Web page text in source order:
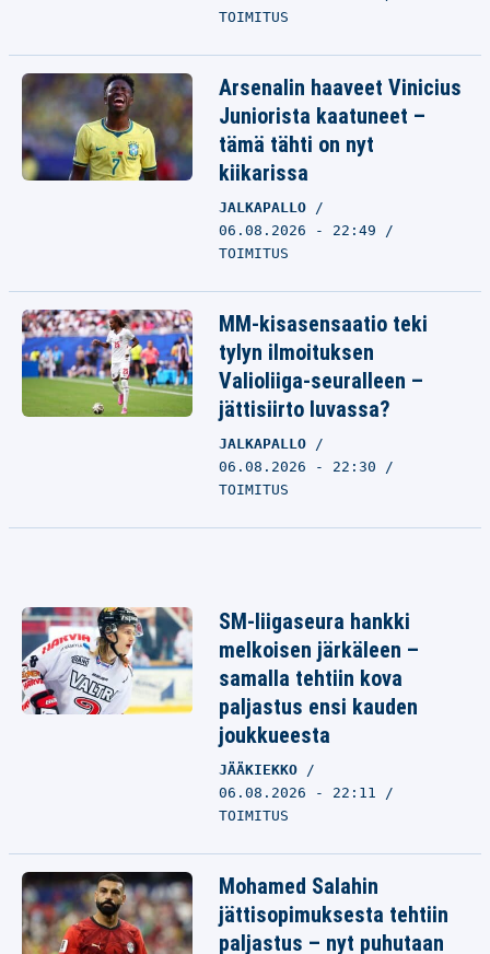
TOIMITUS
Arsenalin haaveet Vinicius
Juniorista kaatuneet –
tämä tähti on nyt
kiikarissa
JALKAPALLO
06.08.2026 - 22:49
TOIMITUS
MM-kisasensaatio teki
tylyn ilmoituksen
Valioliiga-seuralleen –
jättisiirto luvassa?
JALKAPALLO
06.08.2026 - 22:30
TOIMITUS
SM-liigaseura hankki
melkoisen järkäleen –
samalla tehtiin kova
paljastus ensi kauden
joukkueesta
JÄÄKIEKKO
06.08.2026 - 22:11
TOIMITUS
Mohamed Salahin
jättisopimuksesta tehtiin
paljastus – nyt puhutaan